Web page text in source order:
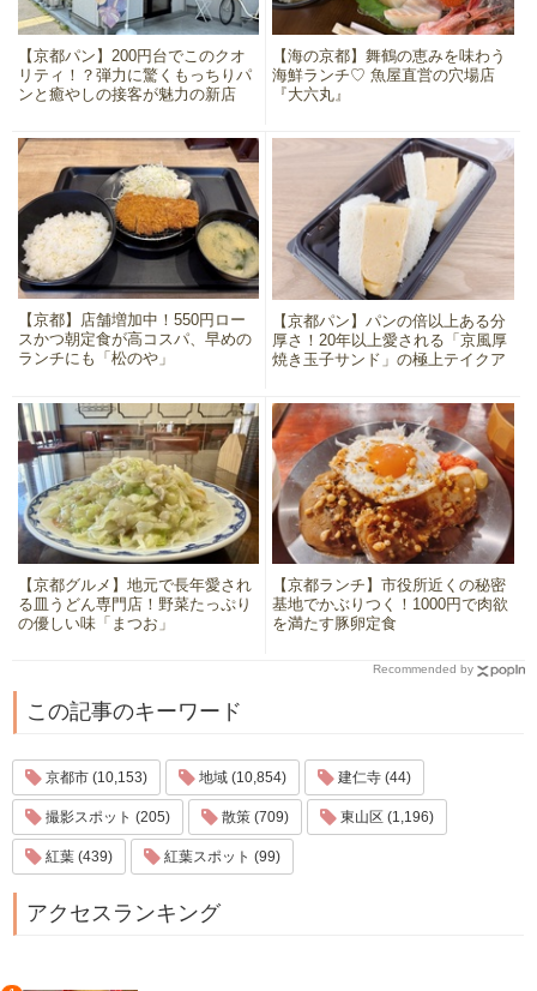
【京都パン】200円台でこのクオ
リティ！？弾力に驚くもっちりパ
ンと癒やしの接客が魅力の新店
【海の京都】舞鶴の恵みを味わう
海鮮ランチ♡ 魚屋直営の穴場店
『大六丸』
【京都】店舗増加中！550円ロー
スかつ朝定食が高コスパ、早めの
ランチにも「松のや」
【京都パン】パンの倍以上ある分
厚さ！20年以上愛される「京風厚
焼き玉子サンド」の極上テイクア
【京都グルメ】地元で長年愛され
る皿うどん専門店！野菜たっぷり
の優しい味「まつお」
【京都ランチ】市役所近くの秘密
基地でかぶりつく！1000円で肉欲
を満たす豚卵定食
Recommended by
この記事のキーワード
京都市 (10,153) 地域 (10,854) 建仁寺 (44)
撮影スポット (205) 散策 (709) 東山区 (1,196)
紅葉 (439) 紅葉スポット (99)
アクセスランキング